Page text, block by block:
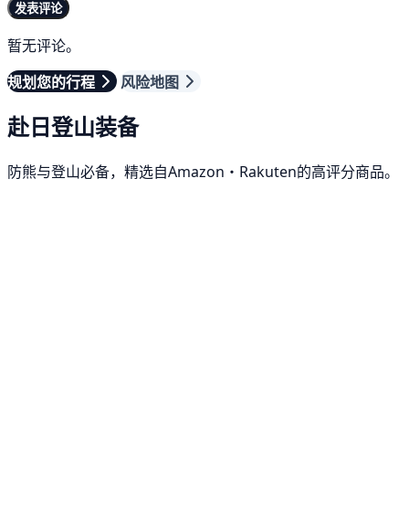
发表评论
暂无评论。
规划您的行程
风险地图
赴日登山装备
防熊与登山必备，精选自Amazon・Rakuten的高评分商品。